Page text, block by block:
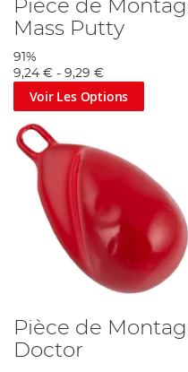
Pièce de
Mass Putty
91%
9,24 € - 9,29 €
Voir Les Options
Pièce de
Doctor